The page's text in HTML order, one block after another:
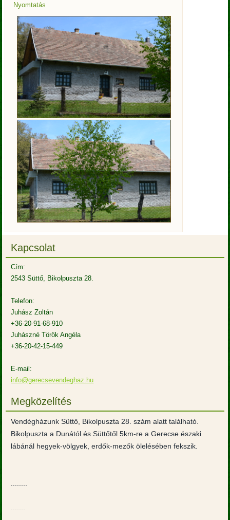
Nyomtatás
Kapcsolat
Cím:
2543 Süttő, Bikolpuszta 28.
Telefon:
Juhász Zoltán
+36-20-91-68-910
Juhászné Török Angéla
+36-20-42-15-449
E-mail:
info@gerecsevendeghaz.hu
Megközelítés
Vendégházunk Süttő, Bikolpuszta 28. szám alatt található.
Bikolpuszta a Dunától és Süttőtől 5km-re a Gerecse északi
lábánál hegyek-völgyek, erdők-mezők ölelésében fekszik.